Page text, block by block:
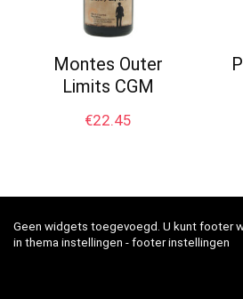
Montes Outer
Limits CGM
€22.45
Geen widgets toegevoegd. U kunt footer
in thema instellingen - footer instellingen